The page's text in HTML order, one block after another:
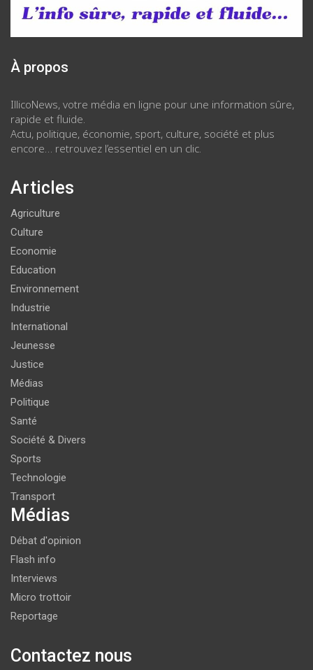
À propos
IllicoNews, votre média en ligne pour une information sûre,
rapide et fluide.
Actu, politique, économie, sport, culture, société et plus
encore… retrouvez l’essentiel en un clic.
Articles
Agriculture
Culture
Economie
Education
Environnement
Industrie
International
Jeunesse
Justice
Médias
Politique
Santé
Société & Divers
Sports
Technologie
Transport
Médias
Débat d'opinion
Flash info
Interviews
Micro trottoir
Reportage
Contactez nous